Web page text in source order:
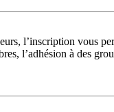
l’inscription vous
l’adhésion à des